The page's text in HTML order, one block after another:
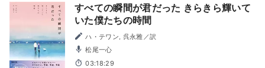
すべての瞬間が君だった きらきら輝いて
いた僕たちの時間
ハ・テワン, 呉永雅／訳
松尾一心
03:18:29